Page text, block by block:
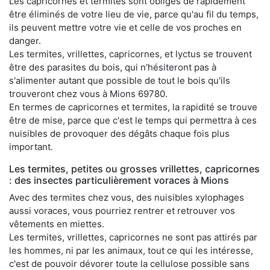
être éliminés de votre lieu de vie, parce qu'au fil du temps,
ils peuvent mettre votre vie et celle de vos proches en
danger.
Les termites, vrillettes, capricornes, et lyctus se trouvent
être des parasites du bois, qui n'hésiteront pas à
s'alimenter autant que possible de tout le bois qu'ils
trouveront chez vous à Mions 69780.
En termes de capricornes et termites, la rapidité se trouve
être de mise, parce que c'est le temps qui permettra à ces
nuisibles de provoquer des dégâts chaque fois plus
important.
Les termites, petites ou grosses vrillettes, capricornes
: des insectes particulièrement voraces à Mions
Avec des termites chez vous, des nuisibles xylophages
aussi voraces, vous pourriez rentrer et retrouver vos
vêtements en miettes.
Les termites, vrillettes, capricornes ne sont pas attirés par
les hommes, ni par les animaux, tout ce qui les intéresse,
c'est de pouvoir dévorer toute la cellulose possible sans